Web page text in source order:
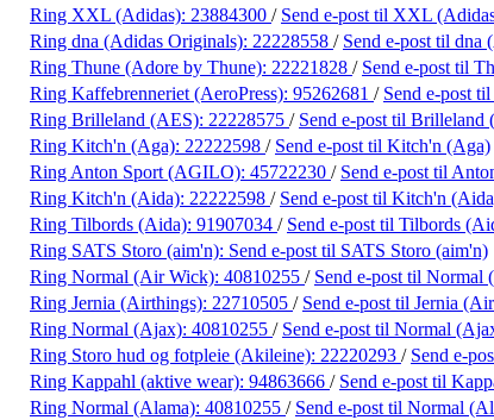
Ring XXL (Adidas): 23884300 / Send e-post til XXL
Ring dna (Adidas Originals): 22228558 / Send e-post til dna
Ring Thune (Adore by Thune): 22221828 / Send e-post til
Ring Kaffebrenneriet (AeroPress): 95262681 / Send e-post til
Ring Brilleland (AES): 22228575 / Send e-post til Brilleland
Ring Kitch'n (Aga): 22222598 / Send e-post til Kitch'n (Aga)
Ring Anton Sport (AGILO): 45722230 / Send e-post til
Ring Kitch'n (Aida): 22222598 / Send e-post til Kitch'n
Ring Tilbords (Aida): 91907034 / Send e-post til Tilbords
Ring SATS Storo (aim'n): Send e-post til SATS Storo (aim'n)
Ring Normal (Air Wick): 40810255 / Send e-post til Normal
Ring Jernia (Airthings): 22710505 / Send e-post til Jernia
Ring Normal (Ajax): 40810255 / Send e-post til Normal
Ring Storo hud og fotpleie (Akileine): 22220293 / Send e-
Ring Kappahl (aktive wear): 94863666 / Send e-post til
Ring Normal (Alama): 40810255 / Send e-post til Normal